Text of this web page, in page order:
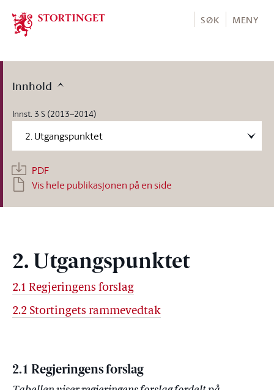
Stortinget.no
SØK MENY
Innhold
Innst. 3 S (2013–2014)
PDF
Vis hele publikasjonen på en side
2. Utgangspunktet
2.1 Regjeringens forslag
2.2 Stortingets rammevedtak
2.1 Regjeringens forslag